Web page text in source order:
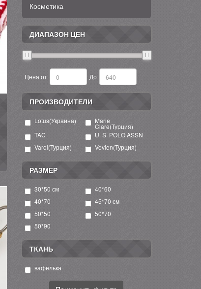
Косметика
ДИАПАЗОН ЦЕН
Цена от До
ПРОИЗВОДИТЕЛИ
Lotus(Украина) Marie
Clare(Турция)
TAC
U. S. POLO ASSN
Varol(Турция)
Vevien(Турция)
РАЗМЕР
30*50 см
40*60
40*70
45*70 см
50*50
50*70
50*90
ТКАНЬ
вафелька